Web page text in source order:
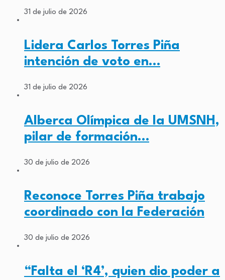
31 de julio de 2026
Lidera Carlos Torres Piña
intención de voto en…
31 de julio de 2026
Alberca Olímpica de la UMSNH,
pilar de formación…
30 de julio de 2026
Reconoce Torres Piña trabajo
coordinado con la Federación
30 de julio de 2026
“Falta el ‘R4’, quien dio poder a